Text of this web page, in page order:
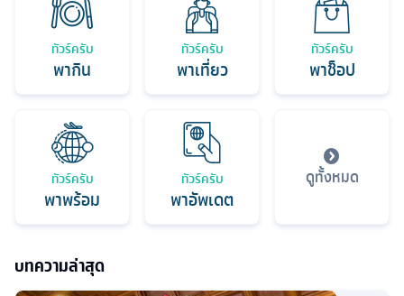
ทัวร์ครับ
พากิน
ทัวร์ครับ
พาเที่ยว
ทัวร์ครับ
พาช็อป
ทัวร์ครับ
พาพร้อม
ทัวร์ครับ
พาอัพเดต
ดูทั้งหมด
บทความล่าสุด